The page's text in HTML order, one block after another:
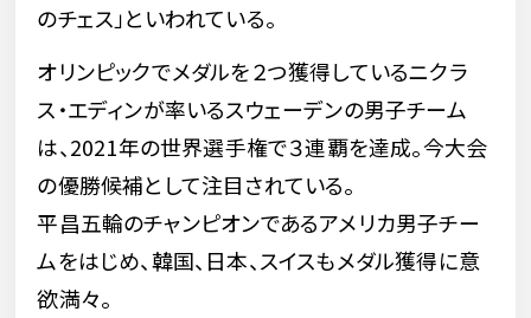
のチェス」といわれている。
オリンピックでメダルを２つ獲得しているニクラ
ス・エディンが率いるスウェーデンの男子チーム
は、2021年の世界選手権で３連覇を達成。今大会
の優勝候補として注目されている。
平昌五輪のチャンピオンであるアメリカ男子チー
ムをはじめ、韓国、日本、スイスもメダル獲得に意
欲満々。